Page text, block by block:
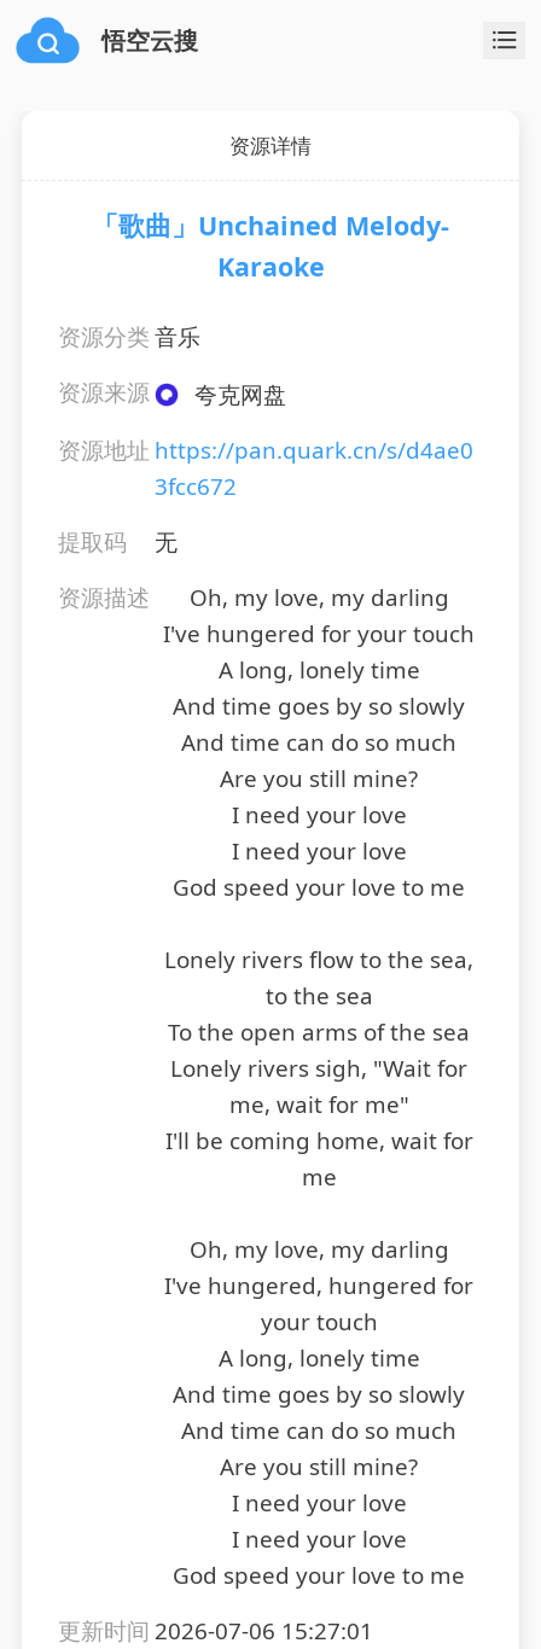
悟空云搜
资源详情
「歌曲」Unchained Melody-
Karaoke
资源分类音乐
资源来源
夸克网盘
资源地址 https://pan.quark.cn/s/d4ae0
3fcc672
提取码
无
资源描述
Oh, my love, my darling
I've hungered for your touch
A long, lonely time
And time goes by so slowly
And time can do so much
Are you still mine?
I need your love
I need your love
God speed your love to me
Lonely rivers flow to the sea,
to the sea
To the open arms of the sea
Lonely rivers sigh, "Wait for
me, wait for me"
I'll be coming home, wait for
me
Oh, my love, my darling
I've hungered, hungered for
your touch
A long, lonely time
And time goes by so slowly
And time can do so much
Are you still mine?
I need your love
I need your love
God speed your love to me
更新时间 2026-07-06 15:27:01